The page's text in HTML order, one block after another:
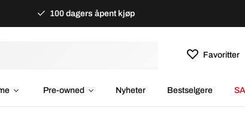
100 dagers åpent kjøp
Favoritter
Pre-owned Nyheter Bestselgere